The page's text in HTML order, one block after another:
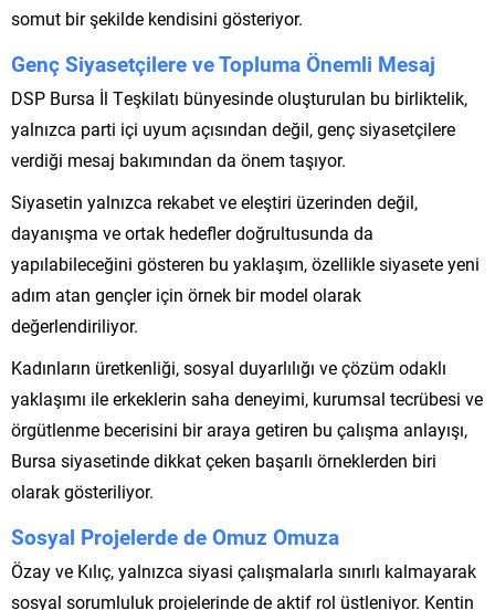
somut bir şekilde kendisini gösteriyor.
Genç Siyasetçilere ve Topluma Önemli Mesaj
DSP Bursa İl Teşkilatı bünyesinde oluşturulan bu birliktelik,
yalnızca parti içi uyum açısından değil, genç siyasetçilere
verdiği mesaj bakımından da önem taşıyor.
Siyasetin yalnızca rekabet ve eleştiri üzerinden değil,
dayanışma ve ortak hedefler doğrultusunda da
yapılabileceğini gösteren bu yaklaşım, özellikle siyasete yeni
adım atan gençler için örnek bir model olarak
değerlendiriliyor.
Kadınların üretkenliği, sosyal duyarlılığı ve çözüm odaklı
yaklaşımı ile erkeklerin saha deneyimi, kurumsal tecrübesi ve
örgütlenme becerisini bir araya getiren bu çalışma anlayışı,
Bursa siyasetinde dikkat çeken başarılı örneklerden biri
olarak gösteriliyor.
Sosyal Projelerde de Omuz Omuza
Özay ve Kılıç, yalnızca siyasi çalışmalarla sınırlı kalmayarak
sosyal sorumluluk projelerinde de aktif rol üstleniyor. Kentin